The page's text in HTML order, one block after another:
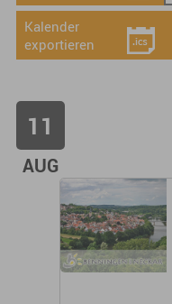
Kalender
exportieren
11
AUG